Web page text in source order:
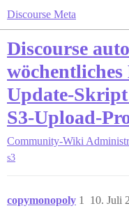
Discourse Meta
Discourse
Update-
S3-Upload-
Community-Wiki
s3
copymonopoly 10. Juli
1